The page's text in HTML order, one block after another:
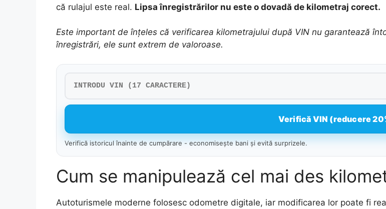
că rulajul este real. Lipsa înregistrărilor nu este o dovadă de kilometraj corect.
Este important de înțeles că verificarea kilometrajului după VIN nu garantează
înregistrări, ele sunt extrem de valoroase.
Verifică VIN (reducere
Verifică istoricul înainte de cumpărare - economisește bani și evită surprizele.
Cum se manipulează cel mai des
Autoturismele moderne folosesc odometre digitale, iar modificarea lor poate fi